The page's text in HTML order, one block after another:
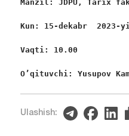
Manzil: JDPU, Tarix
Kun: 15-dekabr  2023-
Vaqti: 10.00
O’qituvchi: Yusupov
Ulashish: